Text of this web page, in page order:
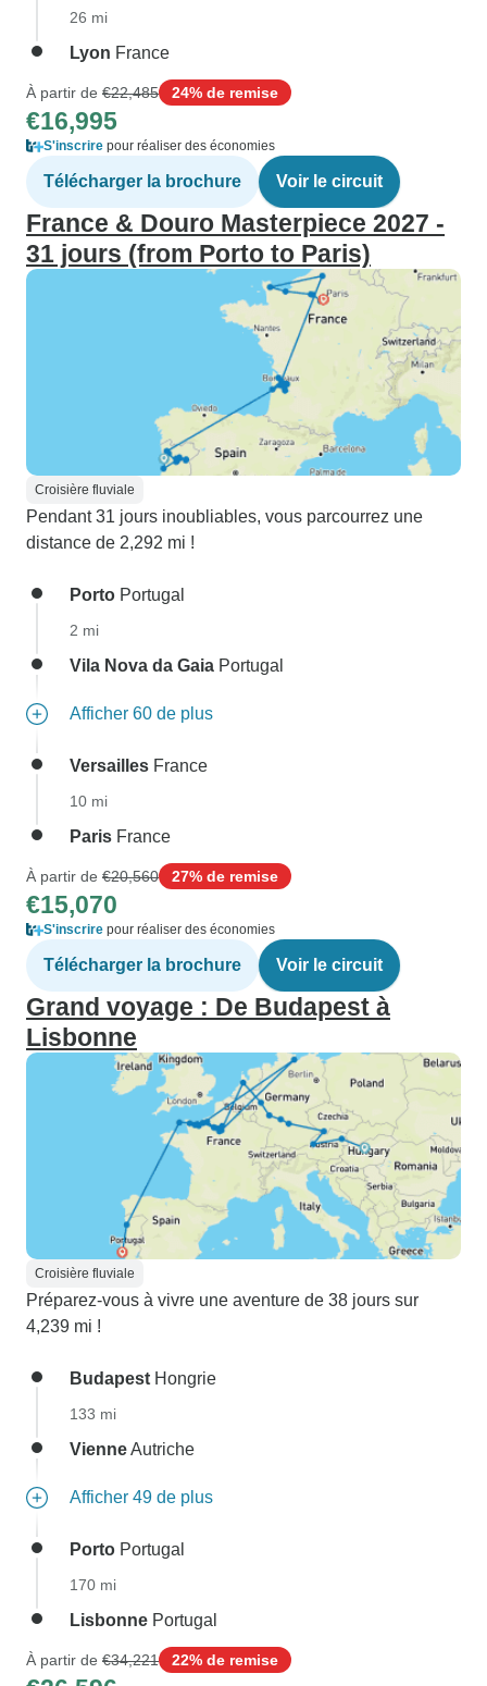
26 mi
Lyon France
À partir de €22,485 24% de remise
€16,995
S'inscrire pour réaliser des économies
Télécharger la brochure Voir le circuit
France & Douro Masterpiece 2027 -
31 jours (from Porto to Paris)
Croisière fluviale
Pendant 31 jours inoubliables, vous parcourrez une
distance de 2,292 mi !
Porto Portugal
2 mi
Vila Nova da Gaia Portugal
Afficher 60 de plus
Versailles France
10 mi
Paris France
À partir de €20,560 27% de remise
€15,070
S'inscrire pour réaliser des économies
Télécharger la brochure Voir le circuit
Grand voyage : De Budapest à
Lisbonne
Croisière fluviale
Préparez-vous à vivre une aventure de 38 jours sur
4,239 mi !
Budapest Hongrie
133 mi
VienneAutriche
Afficher 49 de plus
Porto Portugal
170 mi
Lisbonne Portugal
À partir de €34,221 22% de remise